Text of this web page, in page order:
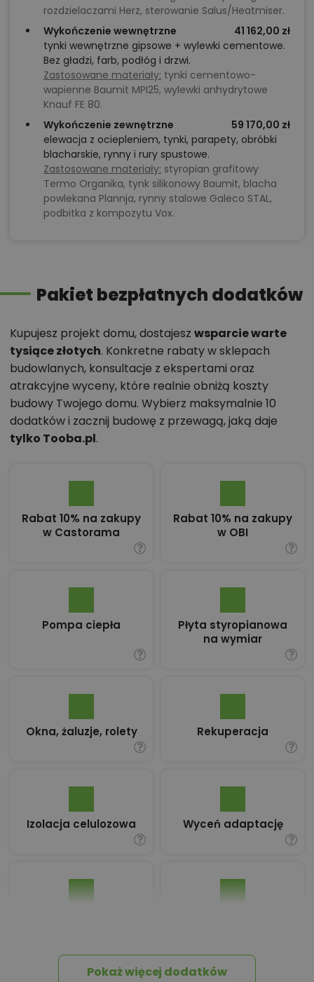
rozdzielaczami Herz, sterowanie Salus/Heatmiser.
Wykończenie wewnętrzne
41 162,00 zł
tynki wewnętrzne gipsowe + wylewki cementowe.
Bez gładzi, farb, podłóg i drzwi.
Zastosowane materiały: tynki cementowo-
wapienne Baumit MPI25, wylewki anhydrytowe
Knauf FE 80.
Wykończenie zewnętrzne
59 170,00 zł
elewacja z ociepleniem, tynki, parapety, obróbki
blacharskie, rynny i rury spustowe.
Zastosowane materiały: styropian grafitowy
Termo Organika, tynk silikonowy Baumit, blacha
powlekana Plannja, rynny stalowe Galeco STAL,
podbitka z kompozytu Vox.
Pakiet bezpłatnych dodatków
Kupujesz projekt domu, dostajesz wsparcie warte
tysiące złotych. Konkretne rabaty w sklepach
budowlanych, konsultacje z ekspertami oraz
atrakcyjne wyceny, które realnie obniżą koszty
budowy Twojego domu. Wybierz maksymalnie 10
dodatków i zacznij budowę z przewagą, jaką daje
tylko Tooba.pl.
Rabat 10% na zakupy
w Castorama
Rabat 10% na zakupy
w OBI
Pompa ciepła
Płyta styropianowa
na wymiar
Okna, żaluzje, rolety Rekuperacja
Izolacja celulozowa Wyceń adaptację
Pokaż więcej dodatków